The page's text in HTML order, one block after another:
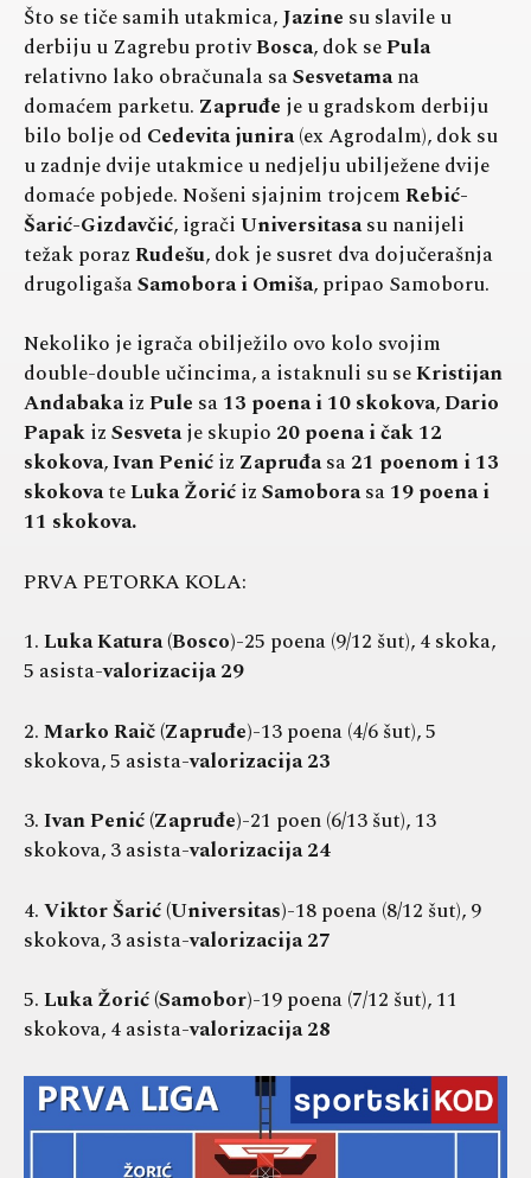
Što se tiče samih utakmica,Jazine su slavile u
derbiju u Zagrebu protivBosca, dok sePula
relativno lako obračunala saSesvetamana
domaćem parketu. Zapruđe je u gradskom derbiju
bilo bolje od Cedevita junira(ex Agrodalm), dok su
u zadnje dvije utakmice u nedjelju ubilježene dvije
domaće pobjede. Nošeni sjajnim trojcemRebić-
Šarić-Gizdavčić, igračiUniversitasasu nanijeli
težak porazRudešu, dok je susret dva dojučerašnja
drugoligašaSamobora i Omiša, pripao Samoboru.
Nekoliko je igrača obilježilo ovo kolo svojim
double-double učincima, a istaknuli su seKristijan
AndabakaizPule sa13 poena i 10 skokova,Dario
PapakizSesvetaje skupio 20 poena i čak 12
skokova,Ivan Penićiz Zapruđasa21 poenom i 13
skokovateLuka ŽorićizSamoborasa19 poena i
11 skokova.
PRVA PETORKA KOLA:
1.Luka Katura (Bosco)-25 poena (9/12 šut), 4 skoka,
5 asista-valorizacija 29
2.Marko Raič (Zapruđe)-13 poena (4/6 šut), 5
skokova, 5 asista-valorizacija 23
3.Ivan Penić (Zapruđe)-21 poen (6/13 šut), 13
skokova, 3 asista-valorizacija 24
4.Viktor Šarić (Universitas)-18 poena (8/12 šut), 9
skokova, 3 asista-valorizacija 27
5.Luka Žorić (Samobor)-19 poena (7/12 šut), 11
skokova, 4 asista-valorizacija 28